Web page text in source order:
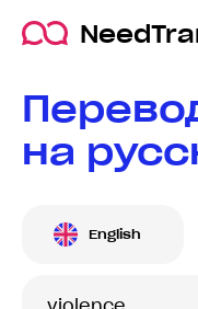
на
English